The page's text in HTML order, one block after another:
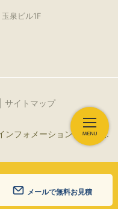
メールで無料お見積
泉ビル1F
サイトマップ
ンフォメーション住宅産業.